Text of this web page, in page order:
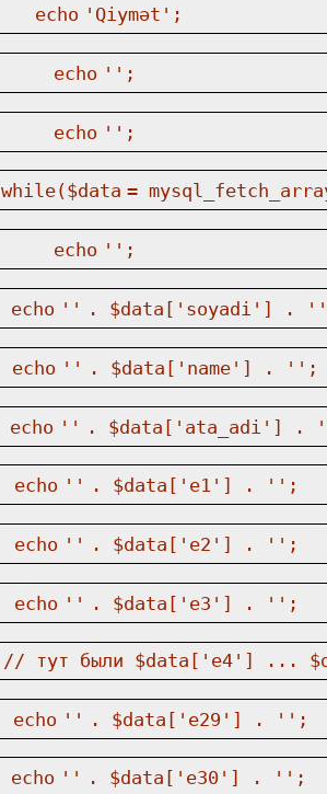
echo 'Qiymət' ;
echo '' ;
echo '' ;
while($data =
echo '' ;
echo '' . $data [ 'soyadi' ] . ''
echo '' . $data [ 'name' ] . '' ;
echo '' . $data [ 'ata_adi' ] .
echo '' . $data [ 'e1' ] . '' ;
echo '' . $data [ 'e2' ] . '' ;
echo '' . $data [ 'e3' ] . '' ;
// тут были $data['e4'] ...
echo '' . $data [ 'e29' ] . '' ;
echo '' . $data [ 'e30' ] . ''